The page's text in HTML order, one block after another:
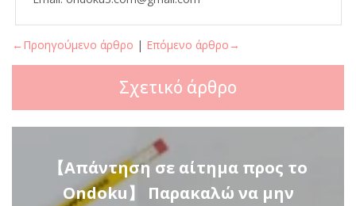
←Προηγούμενο άρθρο | Επόμενο άρθρο→
Σχετικό άρθρο
【Απάντηση σε αίτημα προς το
Ondoku】 Παρακαλώ να μην